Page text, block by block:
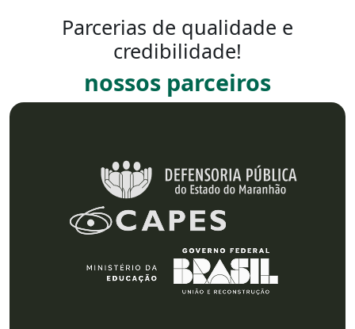
Parcerias de qualidade e
credibilidade!
nossos parceiros